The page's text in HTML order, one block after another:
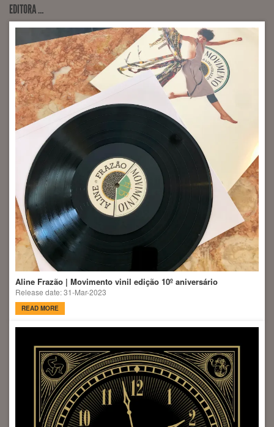
EDITORA …
Aline Frazão | Movimento vinil edição 10º aniversário
Release date: 31-Mar-2023
READ MORE